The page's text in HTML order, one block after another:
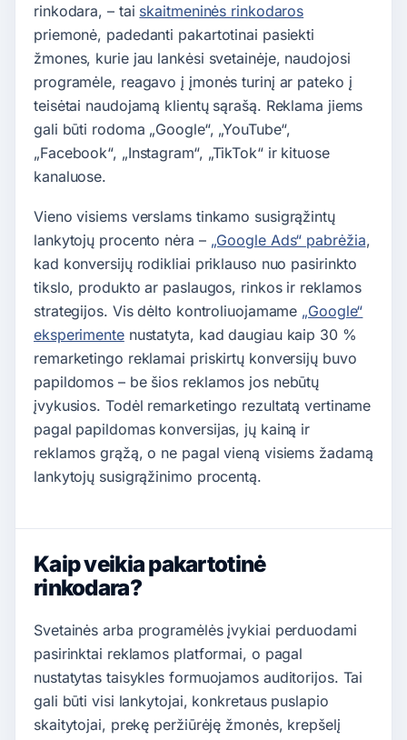
rinkodara, – tai skaitmeninės rinkodaros
priemonė, padedanti pakartotinai pasiekti
žmones, kurie jau lankėsi svetainėje, naudojosi
programėle, reagavo į įmonės turinį ar pateko į
teisėtai naudojamą klientų sąrašą. Reklama jiems
gali būti rodoma „Google“, „YouTube“,
„Facebook“, „Instagram“, „TikTok“ ir kituose
kanaluose.
Vieno visiems verslams tinkamo susigrąžintų
lankytojų procento nėra – „Google Ads“ pabrėžia,
kad konversijų rodikliai priklauso nuo pasirinkto
tikslo, produkto ar paslaugos, rinkos ir reklamos
strategijos. Vis dėlto kontroliuojamame „Google“
eksperimentenustatyta, kad daugiau kaip 30 %
remarketingo reklamai priskirtų konversijų buvo
papildomos – be šios reklamos jos nebūtų
įvykusios. Todėl remarketingo rezultatą vertiname
pagal papildomas konversijas, jų kainą ir
reklamos grąžą, o ne pagal vieną visiems žadamą
lankytojų susigrąžinimo procentą.
Kaip veikia pakartotinė
rinkodara?
Svetainės arba programėlės įvykiai perduodami
pasirinktai reklamos platformai, o pagal
nustatytas taisykles formuojamos auditorijos. Tai
gali būti visi lankytojai, konkretaus puslapio
skaitytojai, prekę peržiūrėję žmonės, krepšelį